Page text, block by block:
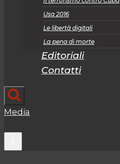
Usa 2016
Le libertà digitali
La pena di morte
Editoriali
Contatti
Media